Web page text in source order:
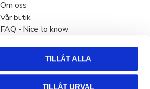
TILLÅT ALLA
TILLÅT URVAL
Om oss
Vår butik
FAQ - Nice to know
Hur handlar jag?